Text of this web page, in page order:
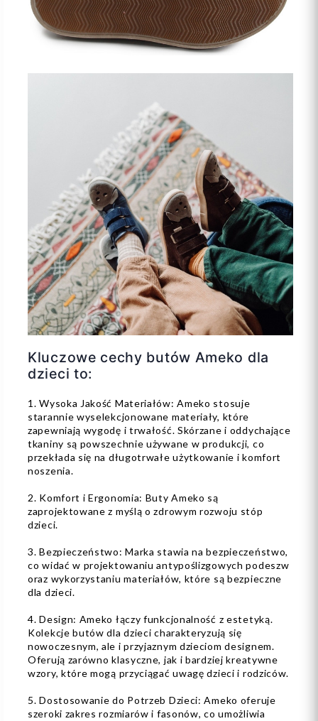
Kluczowe cechy butów Ameko dla
dzieci to:
1. Wysoka Jakość Materiałów: Ameko stosuje
starannie wyselekcjonowane materiały, które
zapewniają wygodę i trwałość. Skórzane i oddychające
tkaniny są powszechnie używane w produkcji, co
przekłada się na długotrwałe użytkowanie i komfort
noszenia.
2. Komfort i Ergonomia: Buty Ameko są
zaprojektowane z myślą o zdrowym rozwoju stóp
dzieci.
3. Bezpieczeństwo: Marka stawia na bezpieczeństwo,
co widać w projektowaniu antypoślizgowych podeszw
oraz wykorzystaniu materiałów, które są bezpieczne
dla dzieci.
4. Design: Ameko łączy funkcjonalność z estetyką.
Kolekcje butów dla dzieci charakteryzują się
nowoczesnym, ale i przyjaznym dzieciom designem.
Oferują zarówno klasyczne, jak i bardziej kreatywne
wzory, które mogą przyciągać uwagę dzieci i rodziców.
5. Dostosowanie do Potrzeb Dzieci: Ameko oferuje
szeroki zakres rozmiarów i fasonów, co umożliwia